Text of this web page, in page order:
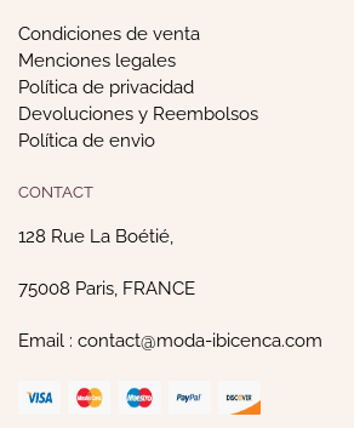
Condiciones de venta
Menciones legales
Política de privacidad
Devoluciones y Reembolsos
Política de envìo
CONTACT
128 Rue La Boétié,
75008 Paris, FRANCE
Email : contact@moda-ibicenca.com